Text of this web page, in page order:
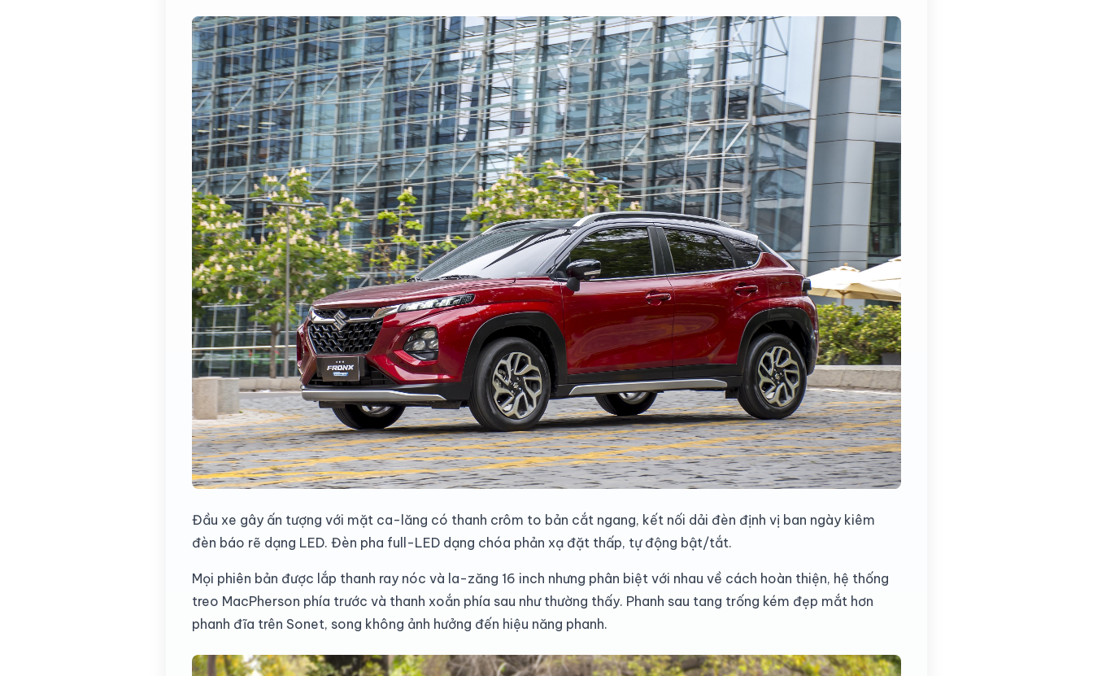
Đầu xe gây ấn tượng với mặt ca-lăng có thanh crôm to bản cắt ngang, kết nối dải đèn định vị ban ngày kiêm
đèn báo rẽ dạng LED. Đèn pha full-LED dạng chóa phản xạ đặt thấp, tự động bật/tắt.
Mọi phiên bản được lắp thanh ray nóc và la-zăng 16 inch nhưng phân biệt với nhau về cách hoàn thiện, hệ thống
treo MacPherson phía trước và thanh xoắn phía sau như thường thấy. Phanh sau tang trống kém đẹp mắt hơn
phanh đĩa trên Sonet, song không ảnh hưởng đến hiệu năng phanh.